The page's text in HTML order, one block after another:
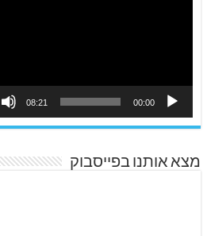
00:00
08:21
מצא אותנו בפייסבוק